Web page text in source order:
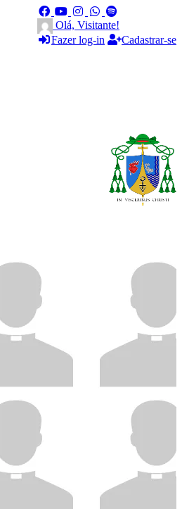
Olá, Visitante!
Fazer log-in
Cadastrar-se